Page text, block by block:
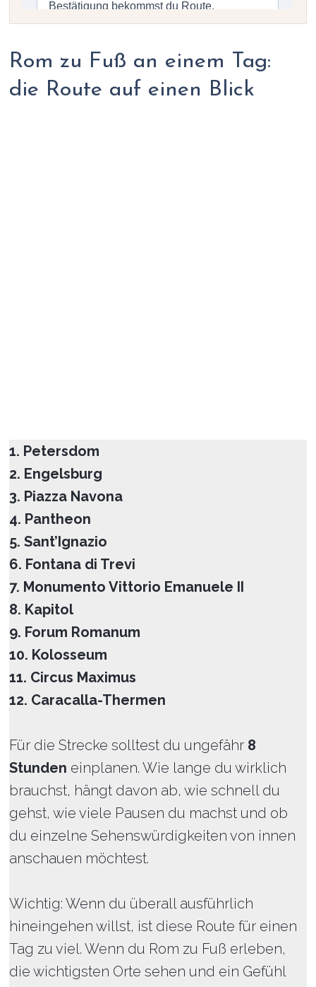
Rom zu Fuß an einem Tag:
die Route auf einen Blick
1. Petersdom
2. Engelsburg
3. Piazza Navona
4. Pantheon
5. Sant’Ignazio
6. Fontana di Trevi
7. Monumento Vittorio Emanuele II
8. Kapitol
9. Forum Romanum
10. Kolosseum
11. Circus Maximus
12. Caracalla-Thermen
Für die Strecke solltest du ungefähr 8
Stunden einplanen. Wie lange du wirklich
brauchst, hängt davon ab, wie schnell du
gehst, wie viele Pausen du machst und ob
du einzelne Sehenswürdigkeiten von innen
anschauen möchtest.
Wichtig: Wenn du überall ausführlich
hineingehen willst, ist diese Route für einen
Tag zu viel. Wenn du Rom zu Fuß erleben,
die wichtigsten Orte sehen und ein Gefühl